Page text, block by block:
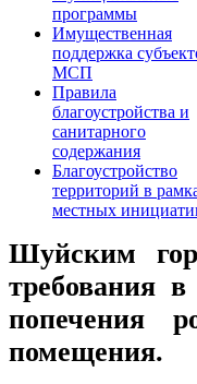
программы
Имущественная
поддержка
МСП
Правила
благоустройства и
санитарного
содержания
Благоустройство
территорий в
местных
Шуйским
требования
попечения
помещения.